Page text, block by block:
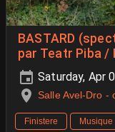
BASTARD
par Teatr Piba /
Saturday, Apr
Salle Avel-Dro -
Finistere Musique